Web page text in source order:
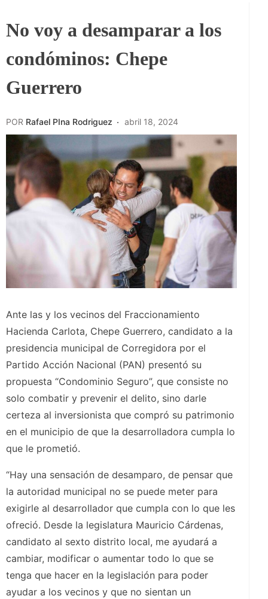
No voy a desamparar a los
condóminos: Chepe
Guerrero
POR Rafael PIna Rodriguez abril 18, 2024
Ante las y los vecinos del Fraccionamiento
Hacienda Carlota, Chepe Guerrero, candidato a la
presidencia municipal de Corregidora por el
Partido Acción Nacional (PAN) presentó su
propuesta “Condominio Seguro”, que consiste no
solo combatir y prevenir el delito, sino darle
certeza al inversionista que compró su patrimonio
en el municipio de que la desarrolladora cumpla lo
que le prometió.
“Hay una sensación de desamparo, de pensar que
la autoridad municipal no se puede meter para
exigirle al desarrollador que cumpla con lo que les
ofreció. Desde la legislatura Mauricio Cárdenas,
candidato al sexto distrito local, me ayudará a
cambiar, modificar o aumentar todo lo que se
tenga que hacer en la legislación para poder
ayudar a los vecinos y que no sientan un